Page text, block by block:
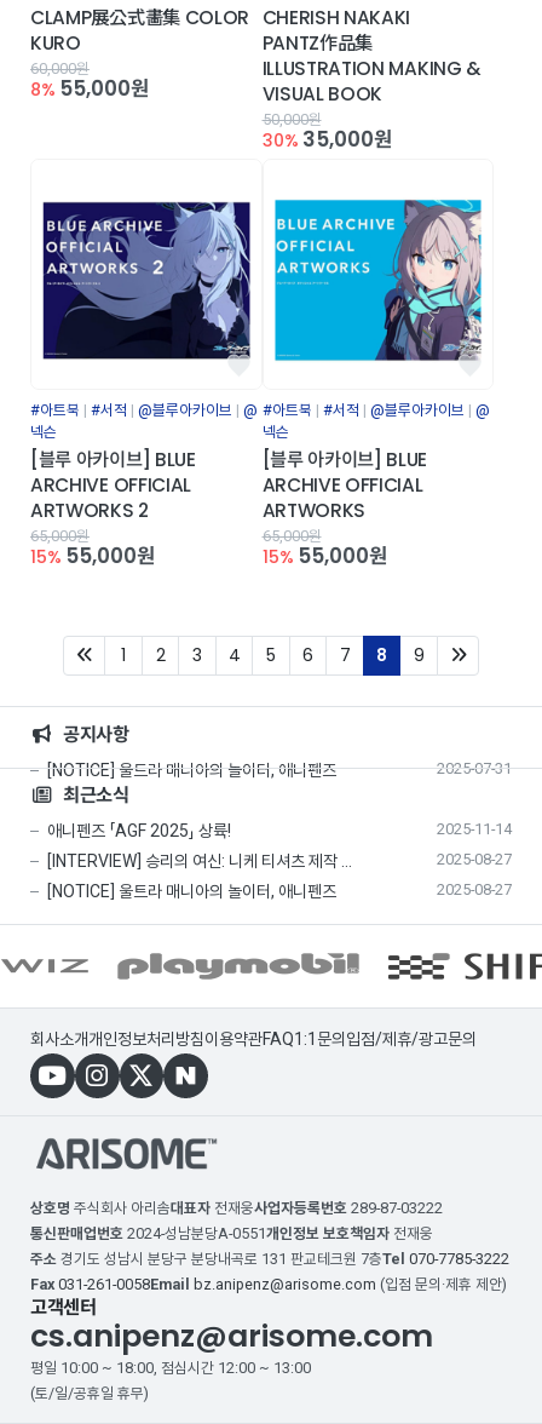
CLAMP展公式畵集 COLOR
KURO
60,000원
8% 55,000원
CHERISH NAKAKI
PANTZ作品集
ILLUSTRATION MAKING &
VISUAL BOOK
50,000원
30% 35,000원
#아트북 #서적 @블루아카이브
@
넥슨
[블루 아카이브] BLUE
ARCHIVE OFFICIAL
ARTWORKS 2
65,000원
15% 55,000원
#아트북 #서적 @블루아카이브
@
넥슨
[블루 아카이브] BLUE
ARCHIVE OFFICIAL
ARTWORKS
65,000원
15% 55,000원
First1 2 3 4 5 6 7 8 (current)
9
공지사항
[NOTICE] 울트라 매니아의 놀이터, 애니펜즈 2025-07-31
최근소식
애니펜즈 「AGF 2025」 상륙! 2025-11-14
[INTERVIEW] 승리의 여신: 니케 티셔츠 제작 … 2025-08-27
[NOTICE] 울트라 매니아의 놀이터, 애니펜즈 2025-08-27
회사소개개인정보처리방침이용약관FAQ1:1문의 입점/제휴/광고문의
상호명 주식회사 아리솜대표자 전재웅사업자등록번호 289-87-03222
통신판매업번호 2024-성남분당A-0551개인정보 보호책임자 전재웅
주소 경기도 성남시 분당구 분당내곡로 131 판교테크원 7층Tel 070-7785-3222
Fax 031-261-0058Email bz.anipenz@arisome.com (입점 문의·제휴 제안)
고객센터
cs.anipenz@arisome.com
평일 10:00 ~ 18:00, 점심시간 12:00 ~ 13:00
(토/일/공휴일 휴무)